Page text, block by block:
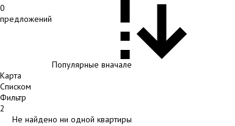
0
предложений
Популярные вначале
Карта
Списком
Фильтр
2
Не найдено ни одной квартиры